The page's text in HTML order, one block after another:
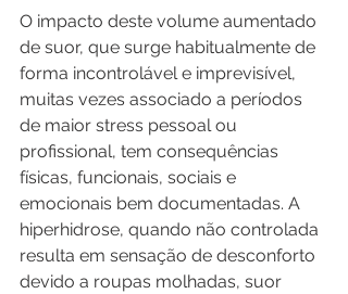
O impacto deste volume aumentado
de suor, que surge habitualmente de
forma incontrolável e imprevisível,
muitas vezes associado a períodos
de maior stress pessoal ou
profissional, tem consequências
físicas, funcionais, sociais e
emocionais bem documentadas. A
hiperhidrose, quando não controlada
resulta em sensação de desconforto
devido a roupas molhadas, suor